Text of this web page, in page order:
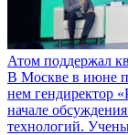
Атом поддержал
В Москве в июне
нем гендиректор
начале
технологий.